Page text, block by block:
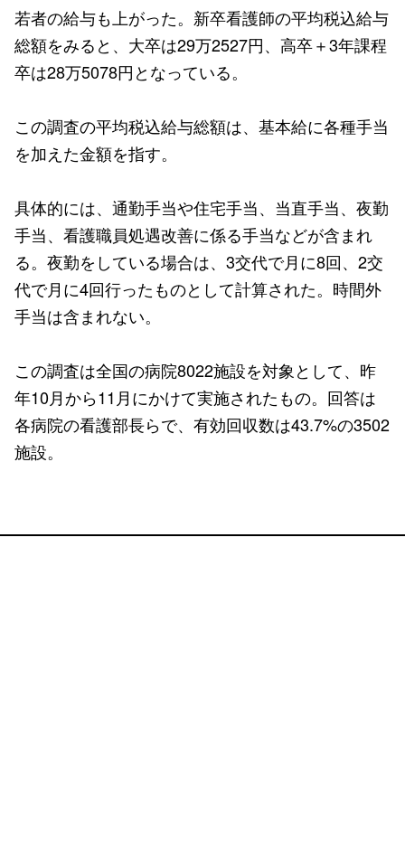
若者の給与も上がった。新卒看護師の平均税込給与
総額をみると、大卒は29万2527円、高卒＋3年課程
卒は28万5078円となっている。
この調査の平均税込給与総額は、基本給に各種手当
を加えた金額を指す。
具体的には、通勤手当や住宅手当、当直手当、夜勤
手当、看護職員処遇改善に係る手当などが含まれ
る。夜勤をしている場合は、3交代で月に8回、2交
代で月に4回行ったものとして計算された。時間外
手当は含まれない。
この調査は全国の病院8022施設を対象として、昨
年10月から11月にかけて実施されたもの。回答は
各病院の看護部長らで、有効回収数は43.7%の3502
施設。